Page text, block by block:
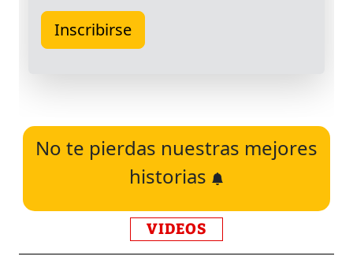
No te pierdas nuestras mejores
historias
VIDEOS